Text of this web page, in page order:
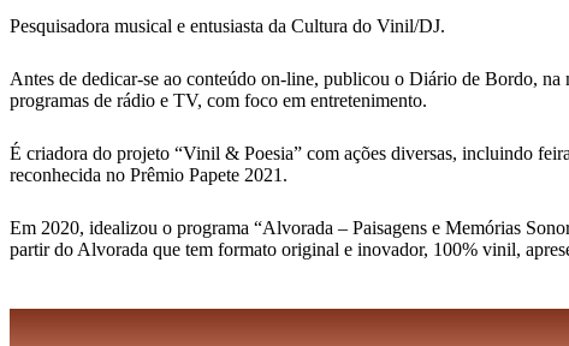
Pesquisadora musical e entusiasta da Cultura do Vinil/DJ.
Antes de dedicar-se ao conteúdo on-line, publicou o Diário de Bordo,
programas de rádio e TV, com foco em entretenimento.
É criadora do projeto “Vinil & Poesia” com ações diversas, incluindo
reconhecida no Prêmio Papete 2021.
Em 2020, idealizou o programa “Alvorada – Paisagens e Memórias
partir do Alvorada que tem formato original e inovador, 100% vinil,